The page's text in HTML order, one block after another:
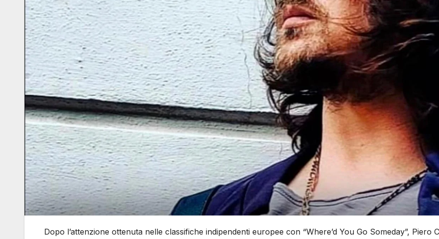
Dopo l’attenzione ottenuta nelle classifiche indipendenti europee con “Where’d You Go Someday”, Piero